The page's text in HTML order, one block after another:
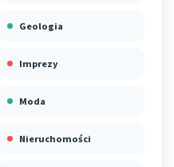
Geologia
Imprezy
Moda
Nieruchomości